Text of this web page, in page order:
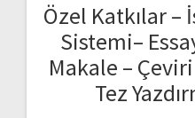
Özel Katkılar –
Sistemi–
Makale – Çeviri
Tez